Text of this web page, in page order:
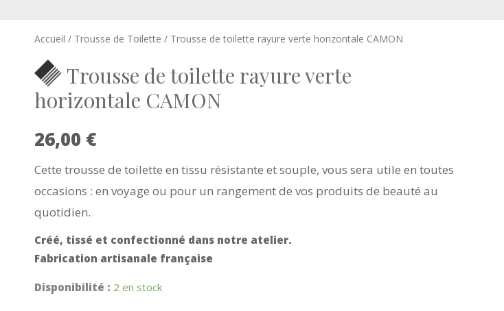
Accueil / Trousse de Toilette / Trousse de toilette rayure verte horizontale CAMON
Trousse de toilette rayure verte
horizontale CAMON
26,00 €
Cette trousse de toilette en tissu résistante et souple, vous sera utile en toutes
occasions : en voyage ou pour un rangement de vos produits de beauté au
quotidien.
Créé, tissé et confectionné dans notre atelier.
Fabrication artisanale française
Disponibilité : 2 en stock